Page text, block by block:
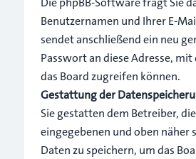
Benutzernamen und Ihrer E-
sendet anschließend ein neu
Passwort an diese Adresse,
das Board zugreifen können.
Gestattung der
Sie gestatten dem Betreiber,
eingegebenen und oben näher
Daten zu speichern, um das